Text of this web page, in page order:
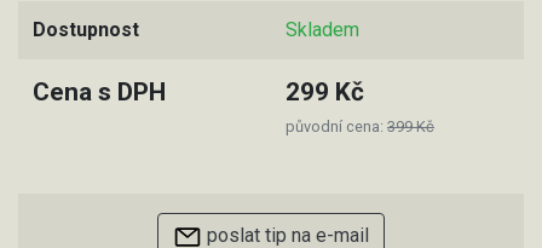
Dostupnost
Skladem
Cena s DPH 299 Kč
původní cena: 399 Kč
poslat tip na e-mail